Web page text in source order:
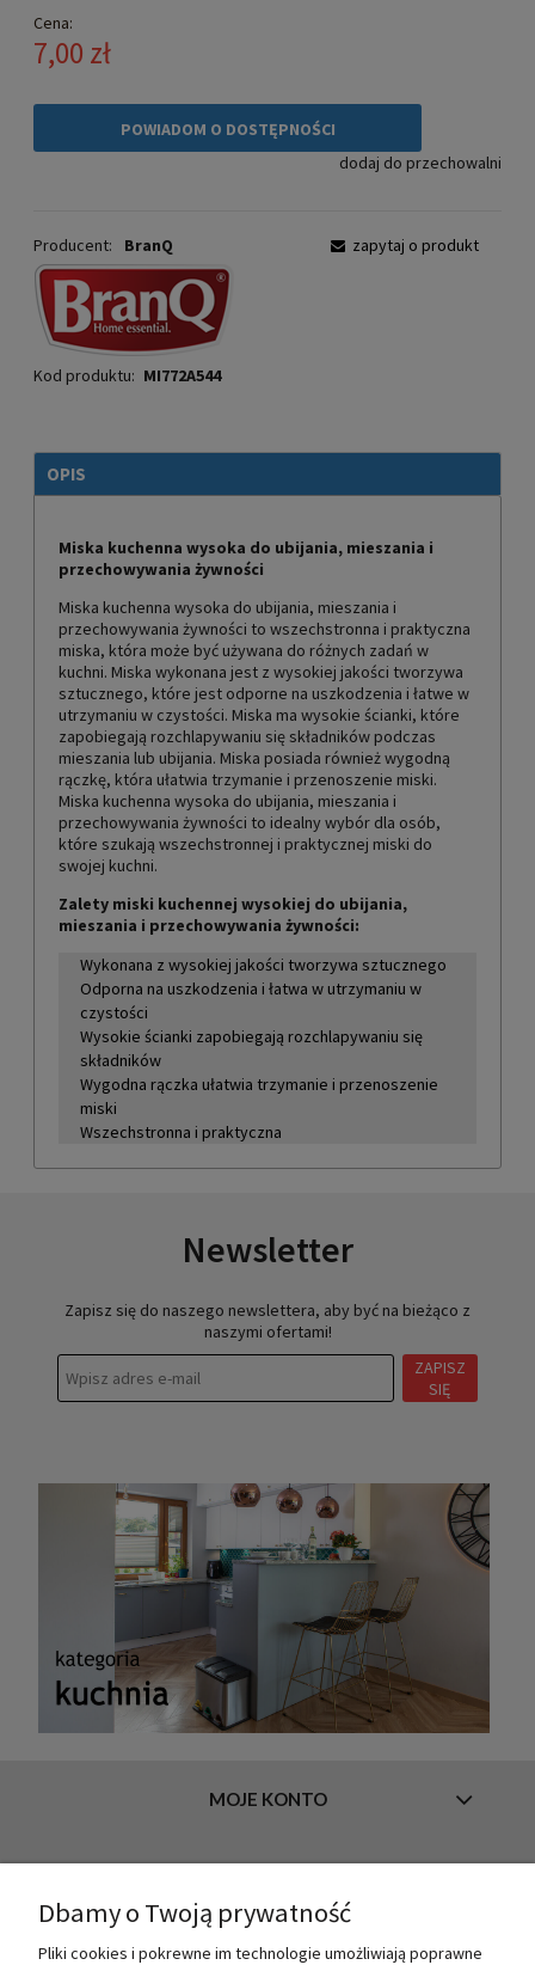
Cena:
7,00 zł
POWIADOM O DOSTĘPNOŚCI
dodaj do przechowalni
Producent: BranQ
Kod produktu: MI772A544
zapytaj o produkt
OPIS
Miska kuchenna wysoka do ubijania, mieszania i
przechowywania żywności
Miska kuchenna wysoka do ubijania, mieszania i
przechowywania żywności to wszechstronna i praktyczna
miska, która może być używana do różnych zadań w
kuchni. Miska wykonana jest z wysokiej jakości tworzywa
sztucznego, które jest odporne na uszkodzenia i łatwe w
utrzymaniu w czystości. Miska ma wysokie ścianki, które
zapobiegają rozchlapywaniu się składników podczas
mieszania lub ubijania. Miska posiada również wygodną
rączkę, która ułatwia trzymanie i przenoszenie miski.
Miska kuchenna wysoka do ubijania, mieszania i
przechowywania żywności to idealny wybór dla osób,
które szukają wszechstronnej i praktycznej miski do
swojej kuchni.
Zalety miski kuchennej wysokiej do ubijania,
mieszania i przechowywania żywności:
Wykonana z wysokiej jakości tworzywa sztucznego
Odporna na uszkodzenia i łatwa w utrzymaniu w
czystości
Wysokie ścianki zapobiegają rozchlapywaniu się
składników
Wygodna rączka ułatwia trzymanie i przenoszenie
miski
Wszechstronna i praktyczna
Newsletter
Zapisz się do naszego newslettera, aby być na bieżąco z
naszymi ofertami!
ZAPISZ
SIĘ
MOJE KONTO
Dbamy o Twoją prywatność
Pliki cookies i pokrewne im technologie umożliwiają poprawne